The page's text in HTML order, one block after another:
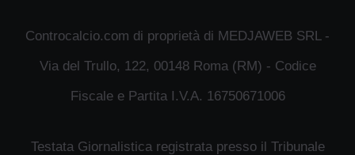
Controcalcio.com di proprietà di MEDJAWEB SRL -
Via del Trullo, 122, 00148 Roma (RM) - Codice
Fiscale e Partita I.V.A. 16750671006
Testata Giornalistica registrata presso il Tribunale